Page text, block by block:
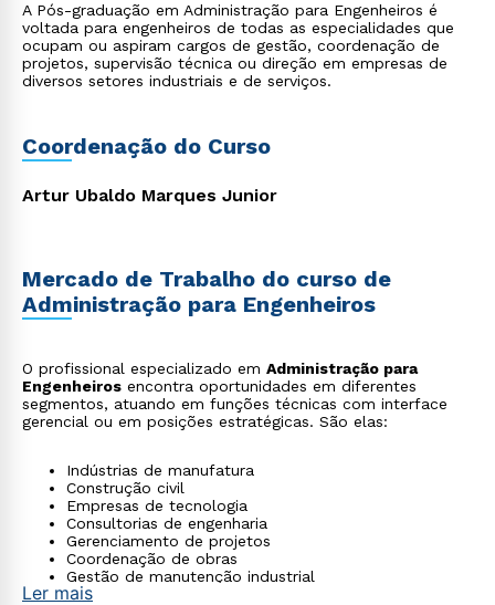
A Pós-graduação em Administração para Engenheiros é
voltada para engenheiros de todas as especialidades que
ocupam ou aspiram cargos de gestão, coordenação de
projetos, supervisão técnica ou direção em empresas de
diversos setores industriais e de serviços.
Coordenação do Curso
Artur Ubaldo Marques Junior
Mercado de Trabalho do curso de
Administração para Engenheiros
O profissional especializado em Administração para
Engenheiros encontra oportunidades em diferentes
segmentos, atuando em funções técnicas com interface
gerencial ou em posições estratégicas. São elas:
Indústrias de manufatura
Construção civil
Empresas de tecnologia
Consultorias de engenharia
Gerenciamento de projetos
Coordenação de obras
Gestão de manutenção industrial
Direção técnica em organizações de base tecnológica
Ler mais